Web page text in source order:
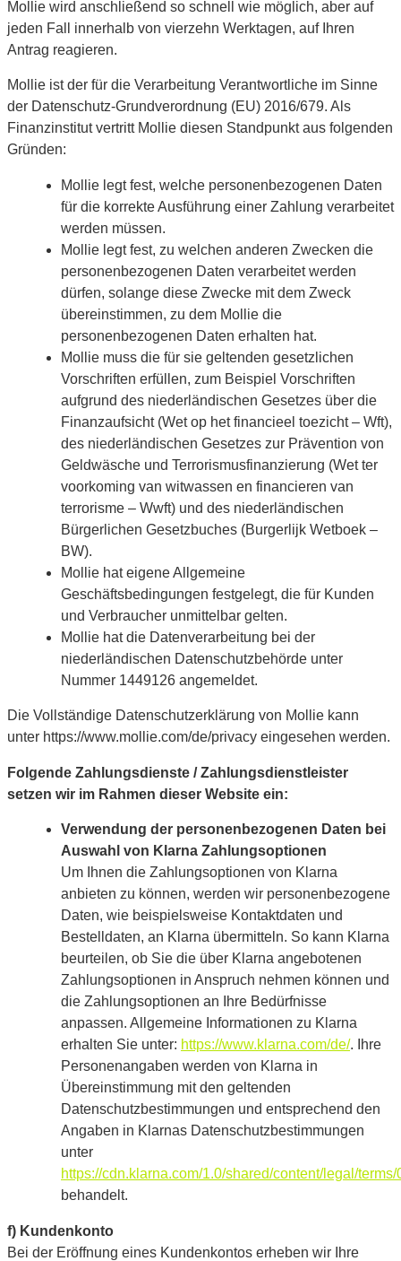
Mollie wird anschließend so schnell wie möglich, aber auf
jeden Fall innerhalb von vierzehn Werktagen, auf Ihren
Antrag reagieren.
Mollie ist der für die Verarbeitung Verantwortliche im Sinne
der Datenschutz-Grundverordnung (EU) 2016/679. Als
Finanzinstitut vertritt Mollie diesen Standpunkt aus folgenden
Gründen:
Mollie legt fest, welche personenbezogenen Daten
für die korrekte Ausführung einer Zahlung verarbeitet
werden müssen.
Mollie legt fest, zu welchen anderen Zwecken die
personenbezogenen Daten verarbeitet werden
dürfen, solange diese Zwecke mit dem Zweck
übereinstimmen, zu dem Mollie die
personenbezogenen Daten erhalten hat.
Mollie muss die für sie geltenden gesetzlichen
Vorschriften erfüllen, zum Beispiel Vorschriften
aufgrund des niederländischen Gesetzes über die
Finanzaufsicht (Wet op het financieel toezicht – Wft),
des niederländischen Gesetzes zur Prävention von
Geldwäsche und Terrorismusfinanzierung (Wet ter
voorkoming van witwassen en financieren van
terrorisme – Wwft) und des niederländischen
Bürgerlichen Gesetzbuches (Burgerlijk Wetboek –
BW).
Mollie hat eigene Allgemeine
Geschäftsbedingungen festgelegt, die für Kunden
und Verbraucher unmittelbar gelten.
Mollie hat die Datenverarbeitung bei der
niederländischen Datenschutzbehörde unter
Nummer 1449126 angemeldet.
Die Vollständige Datenschutzerklärung von Mollie kann
unter https://www.mollie.com/de/privacy eingesehen werden.
Folgende Zahlungsdienste / Zahlungsdienstleister
setzen wir im Rahmen dieser Website ein:
Verwendung der personenbezogenen Daten bei
Auswahl von Klarna Zahlungsoptionen
Um Ihnen die Zahlungsoptionen von Klarna
anbieten zu können, werden wir personenbezogene
Daten, wie beispielsweise Kontaktdaten und
Bestelldaten, an Klarna übermitteln. So kann Klarna
beurteilen, ob Sie die über Klarna angebotenen
Zahlungsoptionen in Anspruch nehmen können und
die Zahlungsoptionen an Ihre Bedürfnisse
anpassen. Allgemeine Informationen zu Klarna
erhalten Sie unter: https://www.klarna.com/de/. Ihre
Personenangaben werden von Klarna in
Übereinstimmung mit den geltenden
Datenschutzbestimmungen und entsprechend den
Angaben in Klarnas Datenschutzbestimmungen
unter
https://cdn.klarna.com/1.0/shared/content/legal/
behandelt.
f) Kundenkonto
Bei der Eröffnung eines Kundenkontos erheben wir Ihre